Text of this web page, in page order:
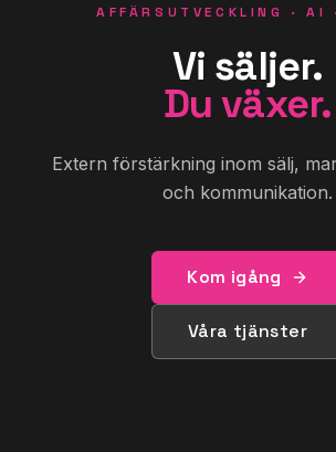
AFFÄRSUTVECKLING · AI
Vi säljer.
Du växer.
Extern förstärkning inom sälj,
och kommunikation.
Kom igång
Våra tjänster